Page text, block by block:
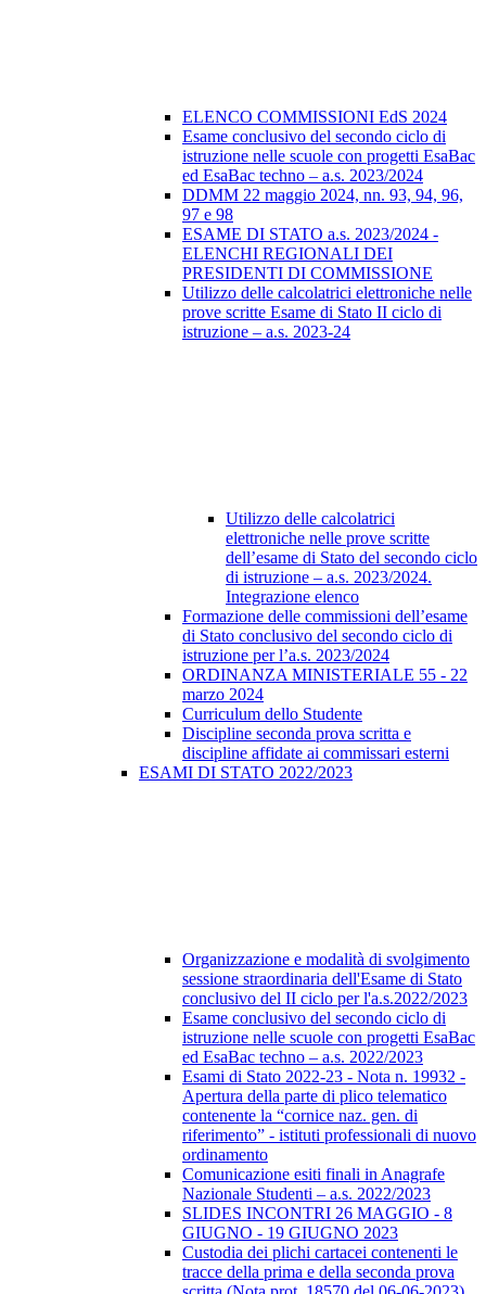
ELENCO COMMISSIONI EdS 2024
Esame conclusivo del secondo ciclo di
istruzione nelle scuole con progetti EsaBac
ed EsaBac techno – a.s. 2023/2024
DDMM 22 maggio 2024, nn. 93, 94, 96,
97 e 98
ESAME DI STATO a.s. 2023/2024 -
ELENCHI REGIONALI DEI
PRESIDENTI DI COMMISSIONE
Utilizzo delle calcolatrici elettroniche nelle
prove scritte Esame di Stato II ciclo di
istruzione – a.s. 2023-24
Utilizzo delle calcolatrici
elettroniche nelle prove scritte
dell’esame di Stato del secondo ciclo
di istruzione – a.s. 2023/2024.
Integrazione elenco
Formazione delle commissioni dell’esame
di Stato conclusivo del secondo ciclo di
istruzione per l’a.s. 2023/2024
ORDINANZA MINISTERIALE 55 - 22
marzo 2024
Curriculum dello Studente
Discipline seconda prova scritta e
discipline affidate ai commissari esterni
ESAMI DI STATO 2022/2023
Organizzazione e modalità di svolgimento
sessione straordinaria dell'Esame di Stato
conclusivo del II ciclo per l'a.s.2022/2023
Esame conclusivo del secondo ciclo di
istruzione nelle scuole con progetti EsaBac
ed EsaBac techno – a.s. 2022/2023
Esami di Stato 2022-23 - Nota n. 19932 -
Apertura della parte di plico telematico
contenente la “cornice naz. gen. di
riferimento” - istituti professionali di nuovo
ordinamento
Comunicazione esiti finali in Anagrafe
Nazionale Studenti – a.s. 2022/2023
SLIDES INCONTRI 26 MAGGIO - 8
GIUGNO - 19 GIUGNO 2023
Custodia dei plichi cartacei contenenti le
tracce della prima e della seconda prova